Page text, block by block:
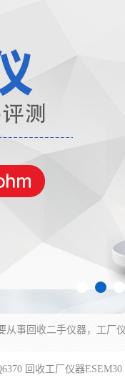
回收工厂仪器ESEM30